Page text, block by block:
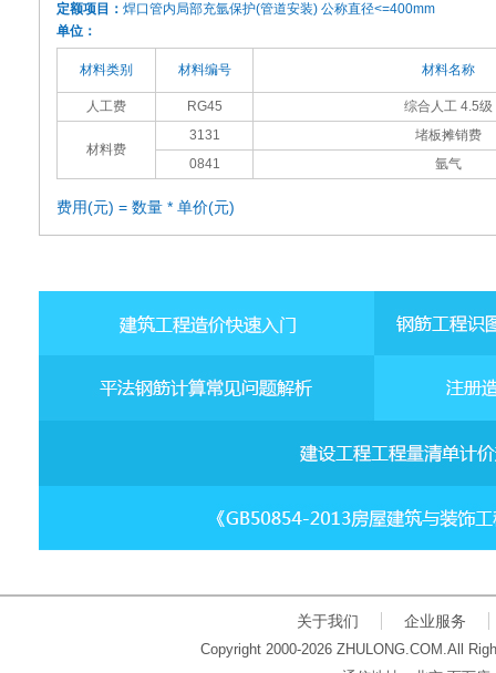
定额项目： 焊口管内局部充氩保护(管道安装) 公称直径<=400mm
单位：
材料类别 材料编号 材料名称
人工费 RG45 综合人工 4.5级
材料费
3131
堵板摊销费
0841
氩气
费用(元) = 数量 * 单价(元)
关于我们 企业服务
Copyright 2000-2026 ZHULONG.COM.All